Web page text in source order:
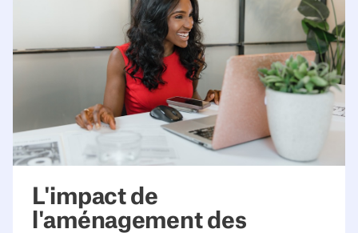
L'impact de
l'aménagement des